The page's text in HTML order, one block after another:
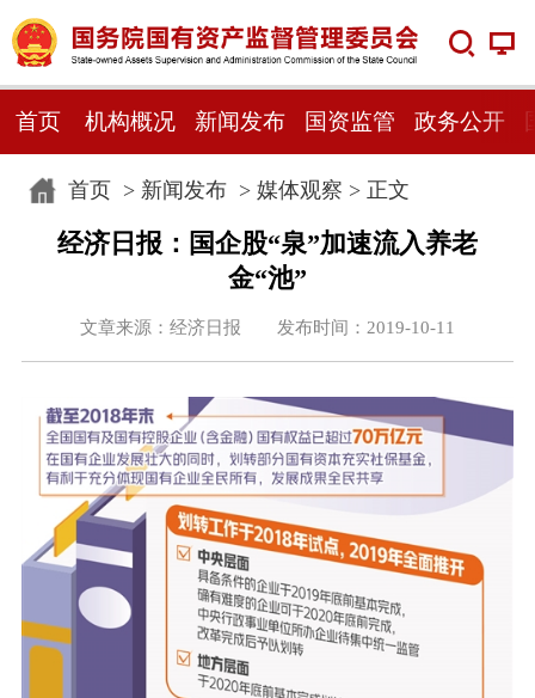
首页 机构概况 新闻发布 国资监管 政务公开
首页> 新闻发布> 媒体观察 > 正文
经济日报：国企股“泉”加速流入养老
金“池”
文章来源：经济日报 发布时间：2019-10-11